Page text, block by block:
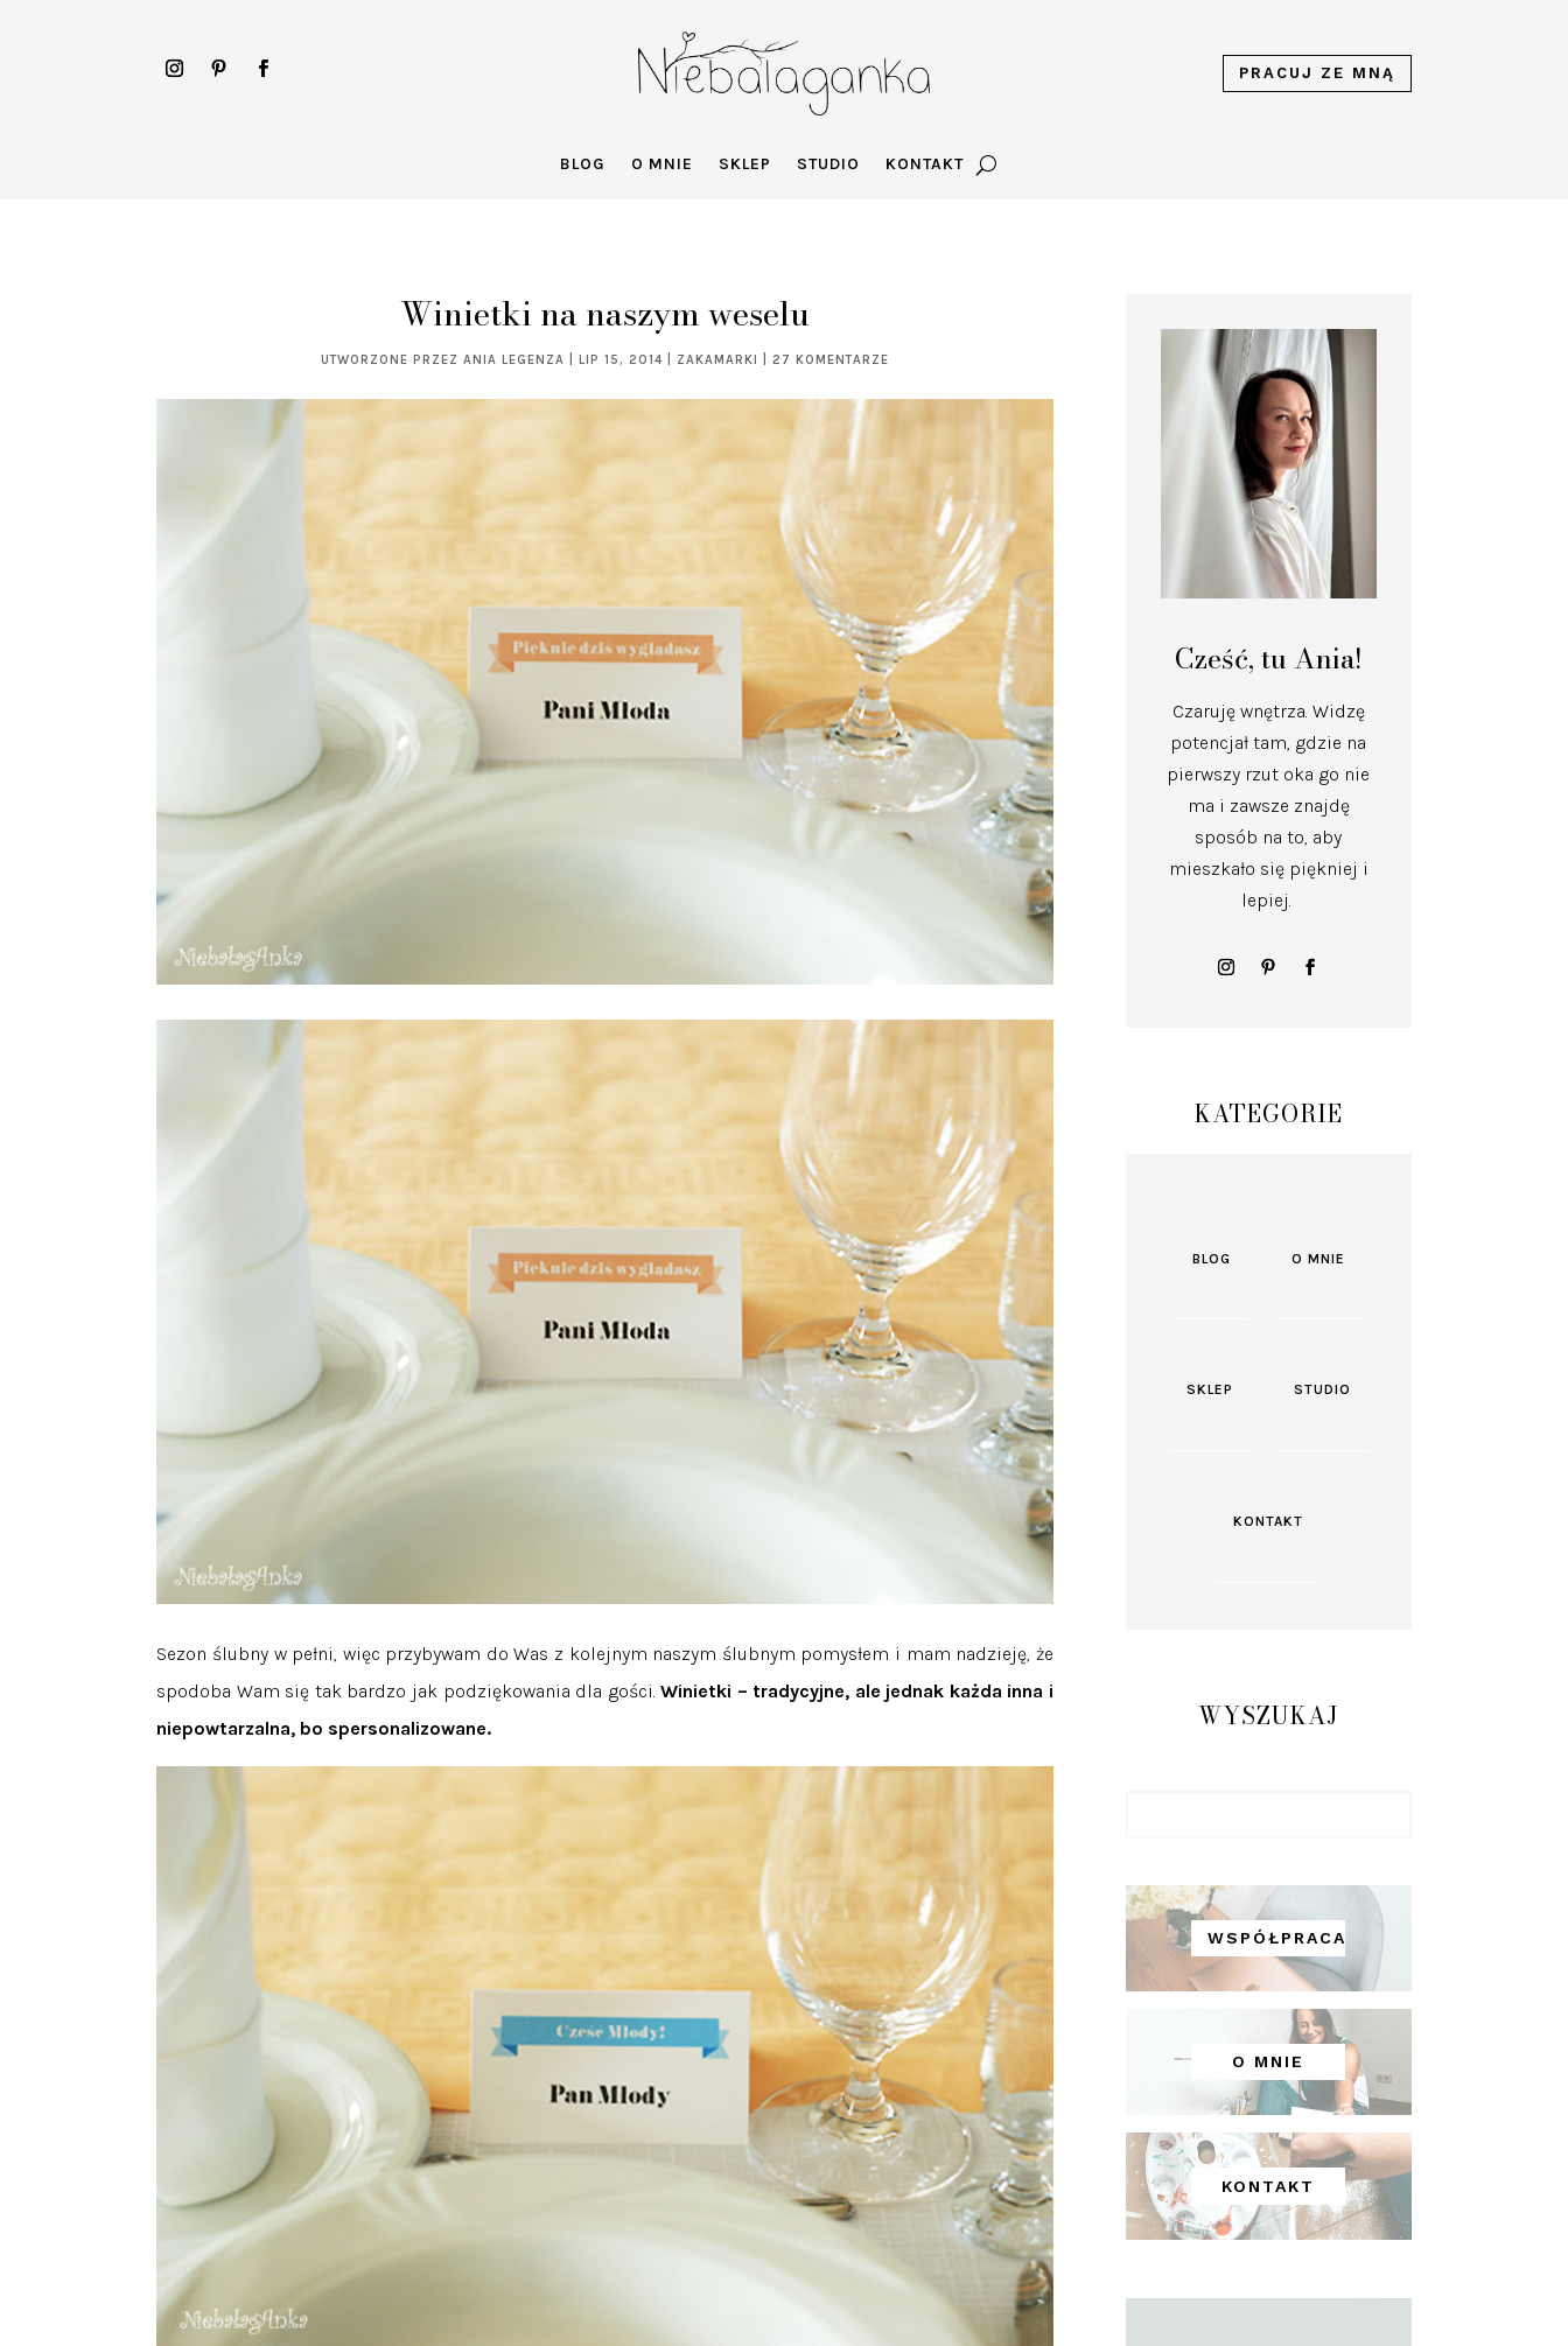
PRACUJ ZE MNĄ
BLOG O MNIE SKLEP STUDIO KONTAKT
Winietki na naszym weselu
UTWORZONE PRZEZANIA LEGENZA |LIP 15, 2014 ZAKAMARKI |27 KOMENTARZE
Sezon ślubny w pełni, więc przybywam do Was z kolejnym naszym ślubnym pomysłem i mam nadzieję, że
spodoba Wam się tak bardzo jak podziękowania dla gości.Winietki – tradycyjne, ale jednak każda inna i
niepowtarzalna, bo spersonalizowane.
Cześć, tu Ania!
Czaruję wnętrza. Widzę
potencjał tam, gdzie na
pierwszy rzut oka go nie
ma i zawsze znajdę
sposób na to, aby
mieszkało się piękniej i
lepiej.
KATEGORIE
BLOG O MNIE
SKLEP STUDIO
KONTAKT
WYSZUKAJ
WSPÓŁPRACA
O MNIE
KONTAKT